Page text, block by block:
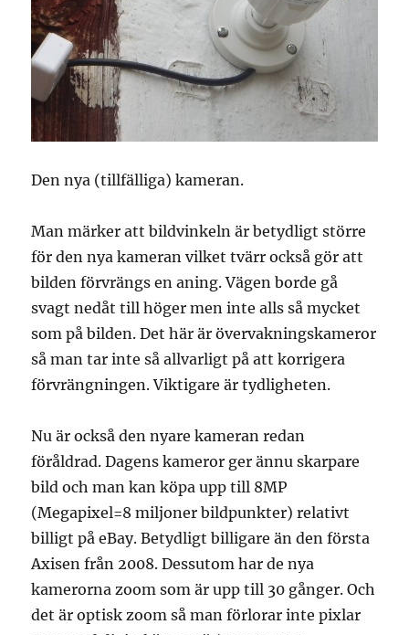
Den nya (tillfälliga) kameran.
Man märker att bildvinkeln är betydligt större
för den nya kameran vilket tvärr också gör att
bilden förvrängs en aning. Vägen borde gå
svagt nedåt till höger men inte alls så mycket
som på bilden. Det här är övervakningskameror
så man tar inte så allvarligt på att korrigera
förvrängningen. Viktigare är tydligheten.
Nu är också den nyare kameran redan
föråldrad. Dagens kameror ger ännu skarpare
bild och man kan köpa upp till 8MP
(Megapixel=8 miljoner bildpunkter) relativt
billigt på eBay. Betydligt billigare än den första
Axisen från 2008. Dessutom har de nya
kamerorna zoom som är upp till 30 gånger. Och
det är optisk zoom så man förlorar inte pixlar